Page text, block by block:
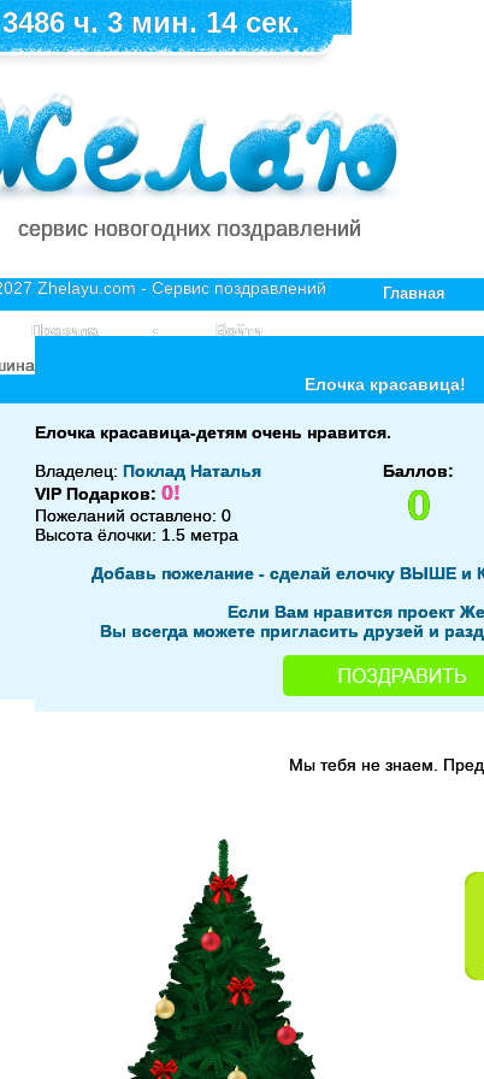
3486 ч. 3 мин. 14 сек.
сервис новогодних поздравлений
Главная
Правила
• Войти
Елочка красавица!
Елочка красавица-детям очень нравится.
Владелец: Поклад Наталья
VIP Подарков: 0!
Пожеланий оставлено: 0
Высота ёлочки: 1.5 метра
Баллов:
0
Добавь пожелание - сделай елочку ВЫШЕ
Если Вам нравится проект
Вы всегда можете пригласить друзей и
Мы тебя не знаем.